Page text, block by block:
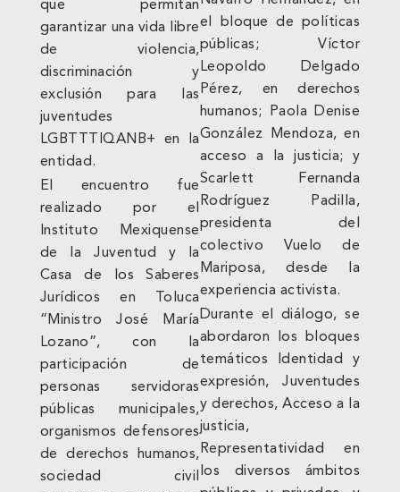
que permitan
garantizar una vida libre
de violencia,
discriminación y
exclusión para las
juventudes
LGBTTTIQANB+ en la
entidad.
El encuentro fue
realizado por el
Instituto Mexiquense
de la Juventud y la
Casa de los Saberes
Jurídicos en Toluca
“Ministro José María
Lozano”, con la
participación de
personas servidoras
públicas municipales,
organismos defensores
de derechos humanos,
sociedad civil
el bloque de políticas
públicas; Víctor
Leopoldo Delgado
Pérez, en derechos
humanos; Paola Denise
González Mendoza, en
acceso a la justicia; y
Scarlett Fernanda
Rodríguez Padilla,
presidenta del
colectivo Vuelo de
Mariposa, desde la
experiencia activista.
Durante el diálogo, se
abordaron los bloques
temáticos Identidad y
expresión, Juventudes
y derechos, Acceso a la
justicia,
Representatividad en
los diversos ámbitos